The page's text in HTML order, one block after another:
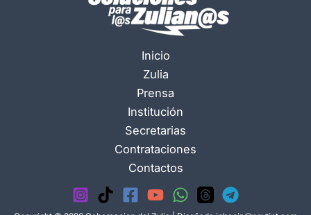
Inicio
Zulia
Prensa
Institución
Secretarias
Contrataciones
Contactos